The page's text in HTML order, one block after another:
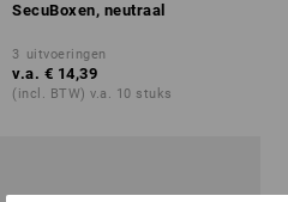
SecuBoxen, neutraal
3 uitvoeringen
v.a. € 14,39
(incl. BTW) v.a. 10 stuks